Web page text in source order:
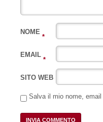
NOME
*
EMAIL
*
SITO WEB
Salva il mio nome,